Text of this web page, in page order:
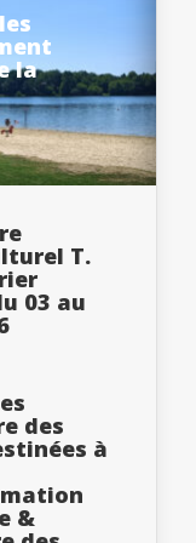
la
T.
03 au
des
à
&